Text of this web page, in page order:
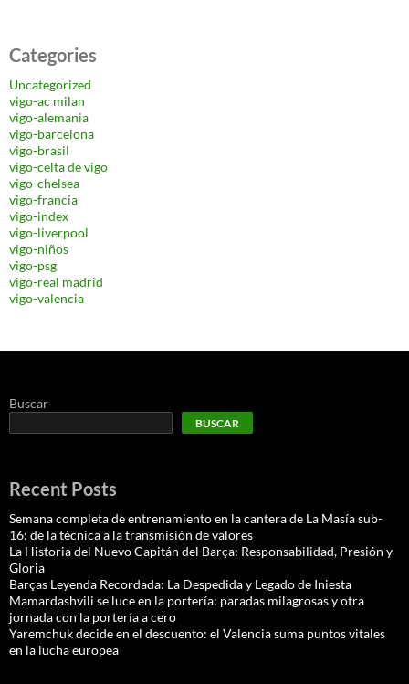
Categories
Uncategorized
vigo-ac milan
vigo-alemania
vigo-barcelona
vigo-brasil
vigo-celta de vigo
vigo-chelsea
vigo-francia
vigo-index
vigo-liverpool
vigo-niños
vigo-psg
vigo-real madrid
vigo-valencia
Buscar
BUSCAR
Recent Posts
Semana completa de entrenamiento en la cantera de La Masía sub-
16: de la técnica a la transmisión de valores
La Historia del Nuevo Capitán del Barça: Responsabilidad, Presión y
Gloria
Barças Leyenda Recordada: La Despedida y Legado de Iniesta
Mamardashvili se luce en la portería: paradas milagrosas y otra
jornada con la portería a cero
Yaremchuk decide en el descuento: el Valencia suma puntos vitales
en la lucha europea